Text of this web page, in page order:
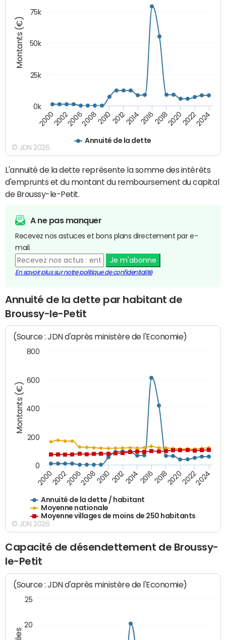
Montants (€)
Annuité de la dette
200020022006200820102012201420162018202020222024
0k
25k
50k
75k
© JDN 2026
L'annuité de la dette représente la somme des intérêts
d'emprunts et du montant du remboursement du capital
de Broussy-le-Petit.
A ne pas manquer
Recevez nos astuces et bons plans directement par e-
mail.
Je m'abonne
En savoir plus sur notre politique de confidentialité
Annuité de la dette par habitant de
Broussy-le-Petit
Montants (€)
(Source : JDN d'après ministère de l'Economie)
Annuité de la dette / habitant
Moyenne nationale
Moyenne villages de moins de 250 habitants
20002002200620082010 2012201420162018202020222024
0
200
400
600
800
© JDN 2026
Capacité de désendettement de Broussy-
le-Petit
(Source : JDN d'après ministère de l'Economie)
20
25